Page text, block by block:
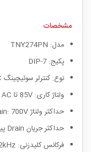
مشخصات
مدل: TNY274PN
پکیج: DIP-7
نوع: کنترلر سوئیچینگ AC-DC با ترانزیستور داخلی
ولتاژ کاری: 85V تا 265V AC
حداکثر ولتاژ Drain: 700V
حداکثر جریان Drain پیوسته: 265mA
فرکانس کلیدزنی: 132kHz